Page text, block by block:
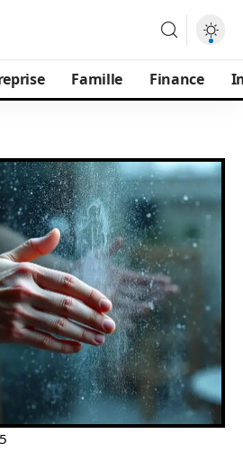
Famille Finance